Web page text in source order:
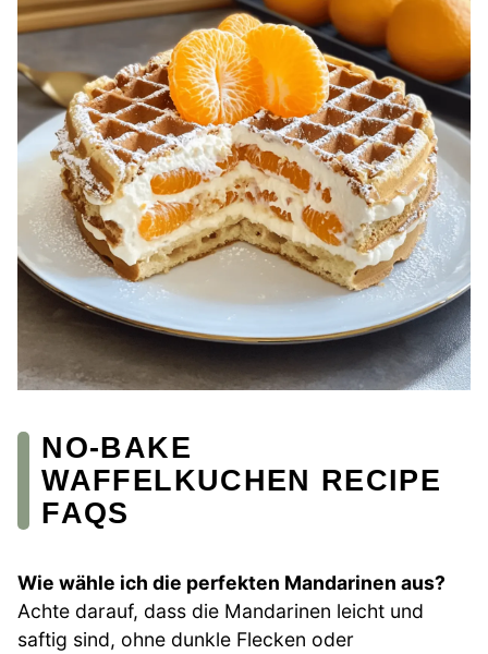
NO-BAKE
WAFFELKUCHEN RECIPE
FAQS
Wie wähle ich die perfekten Mandarinen aus?
Achte darauf, dass die Mandarinen leicht und
saftig sind, ohne dunkle Flecken oder